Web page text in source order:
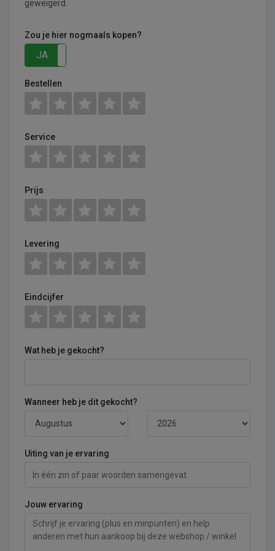
geweigerd.
Zou je hier nogmaals kopen?
JA
Bestellen
Service
Prijs
Levering
Eindcijfer
Wat heb je gekocht?
Wanneer heb je dit gekocht?
Uiting van je ervaring
Jouw ervaring